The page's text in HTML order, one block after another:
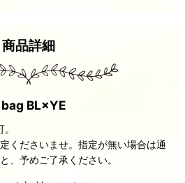
商品詳細
BL×YE
くださいませ。指定が無い場合は通
、予めご了承ください。